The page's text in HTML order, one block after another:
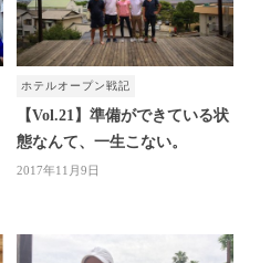
ホテルオープン戦記
【Vol.21】準備ができている状
態なんて、一生こない。
2017年11月9日